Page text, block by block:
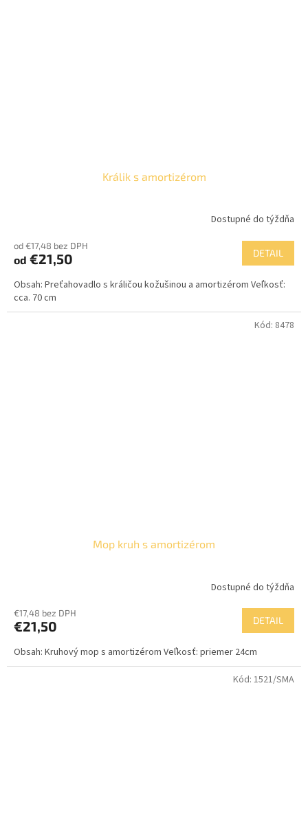
Králik s amortizérom
Dostupné do týždňa
od €17,48 bez DPH
od €21,50 DETAIL
Obsah: Preťahovadlo s králičou kožušinou a amortizérom Veľkosť:
cca. 70 cm
Mop kruh s amortizérom
Dostupné do týždňa
€17,48 bez DPH
€21,50 DETAIL
Obsah: Kruhový mop s amortizérom Veľkosť: priemer 24cm
Kód: 8478
Kód: 1521/SMA